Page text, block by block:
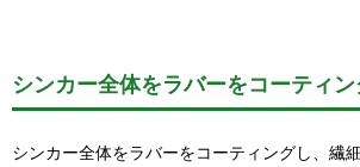
シンカー全体をラバーをコーティン
シンカー全体をラバーをコーティングし、繊